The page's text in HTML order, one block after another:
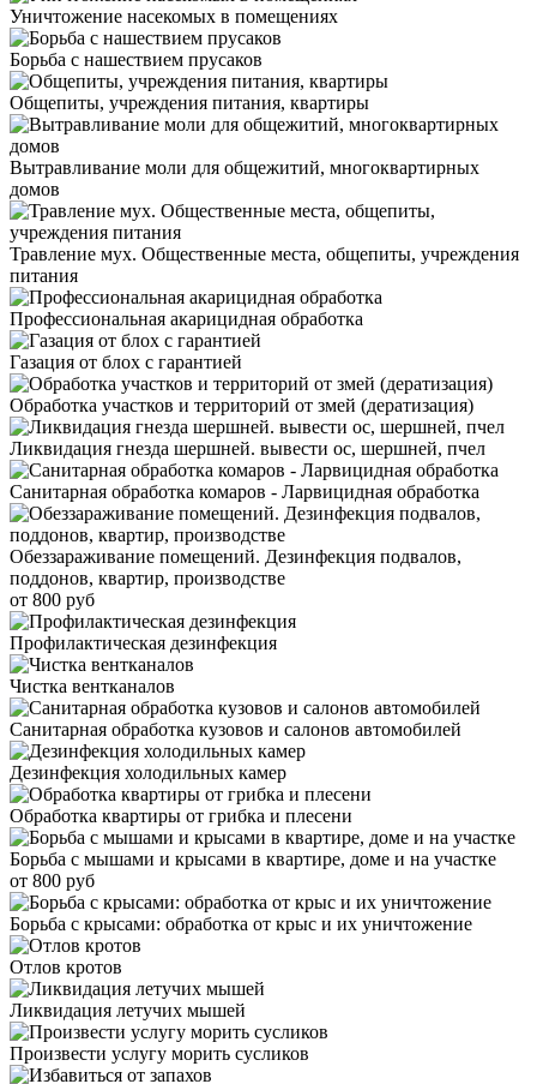
Уничтожение насекомых в помещениях
Борьба с нашествием прусаков
Общепиты, учреждения питания, квартиры
Вытравливание моли для общежитий, многоквартирных
домов
Травление мух. Общественные места, общепиты, учреждения
питания
Профессиональная акарицидная обработка
Газация от блох с гарантией
Обработка участков и территорий от змей (дератизация)
Ликвидация гнезда шершней. вывести ос, шершней, пчел
Санитарная обработка комаров - Ларвицидная обработка
Обеззараживание помещений. Дезинфекция подвалов,
поддонов, квартир, производстве
от 800 руб
Профилактическая дезинфекция
Чистка вентканалов
Санитарная обработка кузовов и салонов автомобилей
Дезинфекция холодильных камер
Обработка квартиры от грибка и плесени
Борьба с мышами и крысами в квартире, доме и на участке
от 800 руб
Борьба с крысами: обработка от крыс и их уничтожение
Отлов кротов
Ликвидация летучих мышей
Произвести услугу морить сусликов